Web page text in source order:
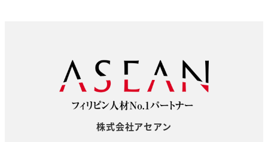
株式会社アセアン